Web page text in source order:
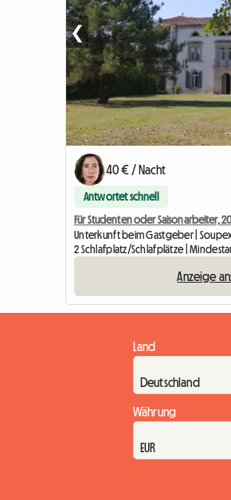
❮
40 € / Nacht
Antwortet schnell
Für Studenten oder Saisonarbeiter,
Unterkunft beim Gastgeber | Soupex
2 Schlafplatz/Schlafplätze |
Anzeige
Land
Währung